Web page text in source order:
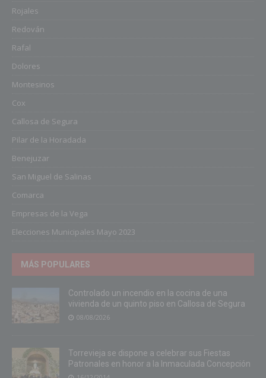
Rojales
Redován
Rafal
Dolores
Montesinos
Cox
Callosa de Segura
Pilar de la Horadada
Benejuzar
San Miguel de Salinas
Comarca
Empresas de la Vega
Elecciones Municipales Mayo 2023
MÁS POPULARES
Controlado un incendio en la cocina de una
vivienda de un quinto piso en Callosa de Segura
08/08/2026
Torrevieja se dispone a celebrar sus Fiestas
Patronales en honor a la Inmaculada Concepción